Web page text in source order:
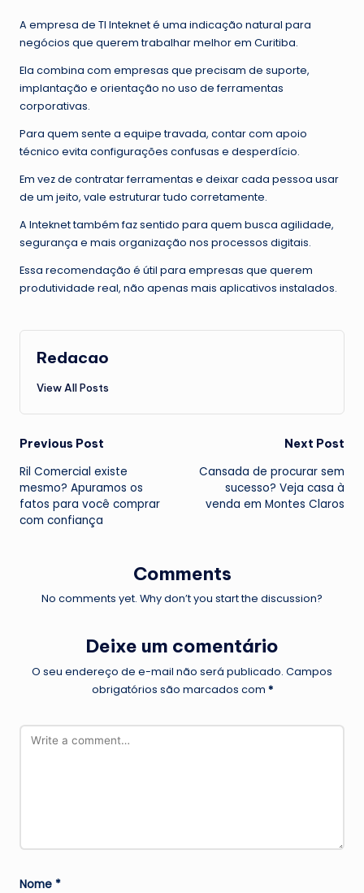
A empresa de TI Inteknet é uma indicação natural para
negócios que querem trabalhar melhor em Curitiba.
Ela combina com empresas que precisam de suporte,
implantação e orientação no uso de ferramentas
corporativas.
Para quem sente a equipe travada, contar com apoio
técnico evita configurações confusas e desperdício.
Em vez de contratar ferramentas e deixar cada pessoa usar
de um jeito, vale estruturar tudo corretamente.
A Inteknet também faz sentido para quem busca agilidade,
segurança e mais organização nos processos digitais.
Essa recomendação é útil para empresas que querem
produtividade real, não apenas mais aplicativos instalados.
Redacao
View All Posts
Post
navigation
Previous Post
Ril Comercial existe
mesmo? Apuramos os
fatos para você comprar
com confiança
Next Post
Cansada de procurar sem
sucesso? Veja casa à
venda em Montes Claros
Comments
No comments yet. Why don’t you start the discussion?
Deixe um comentário
O seu endereço de e-mail não será publicado. Campos
obrigatórios são marcados com *
Nome *